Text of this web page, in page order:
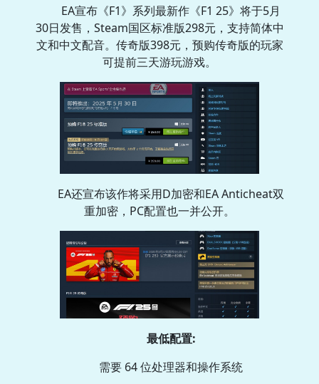
EA宣布《F1》系列最新作《F1 25》将于5月
30日发售，Steam国区标准版298元，支持简体中
文和中文配音。传奇版398元，预购传奇版的玩家
可提前三天游玩游戏。
EA还宣布该作将采用D加密和EA Anticheat双
重加密，PC配置也一并公开。
最低配置:
需要 64 位处理器和操作系统